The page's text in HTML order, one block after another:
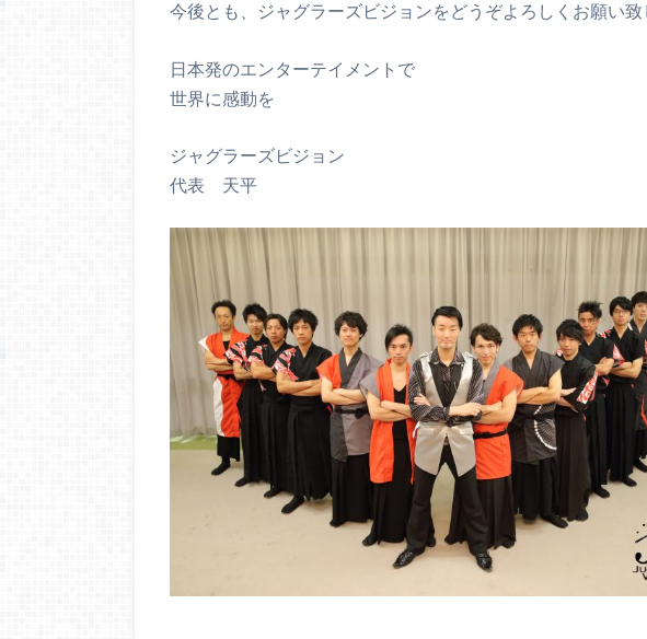
今後とも、ジャグラーズビジョンをどうぞよろしくお願い致
日本発のエンターテイメントで
世界に感動を
ジャグラーズビジョン
代表 天平